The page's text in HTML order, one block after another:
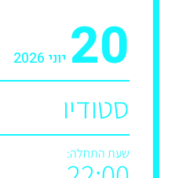
20 יוני 2026
סטודיו
שעת התחלה: